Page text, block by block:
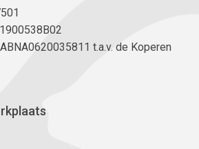
t.a.v. de Koperen